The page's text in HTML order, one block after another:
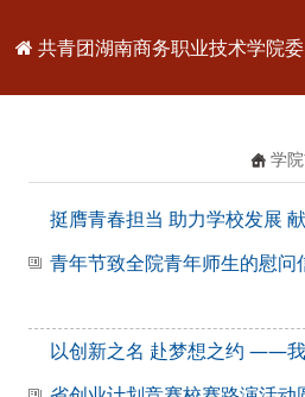
共青团湖南商务职业技术学院
学
挺膺青春担当 助力学校发展
青年节致全院青年师生的慰问
以创新之名 赴梦想之约 ——我